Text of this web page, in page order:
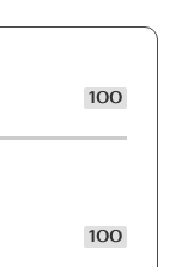
100
100